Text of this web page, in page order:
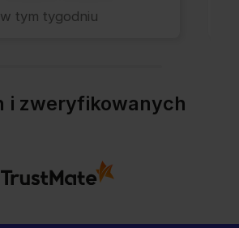
perfekt.
w tym tygodniu
i zweryfikowanych